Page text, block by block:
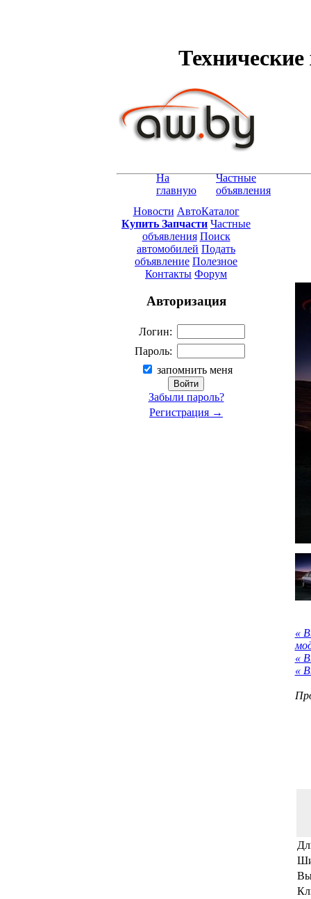
На
главную
Частные
объявления
Новости АвтоКаталог
Купить Запчасти Частные
объявления Поиск
автомобилей Подать
объявление Полезное
Контакты Форум
Авторизация
Логин:
Пароль:
запомнить меня
Забыли пароль?
Регистрация →
«
«
«